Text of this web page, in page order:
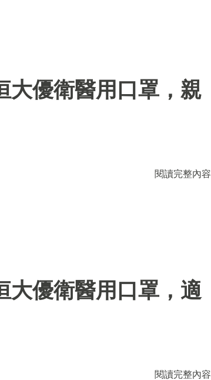
大優衛醫用口罩，親
閱讀完整內容
大優衛醫用口罩，適
閱讀完整內容